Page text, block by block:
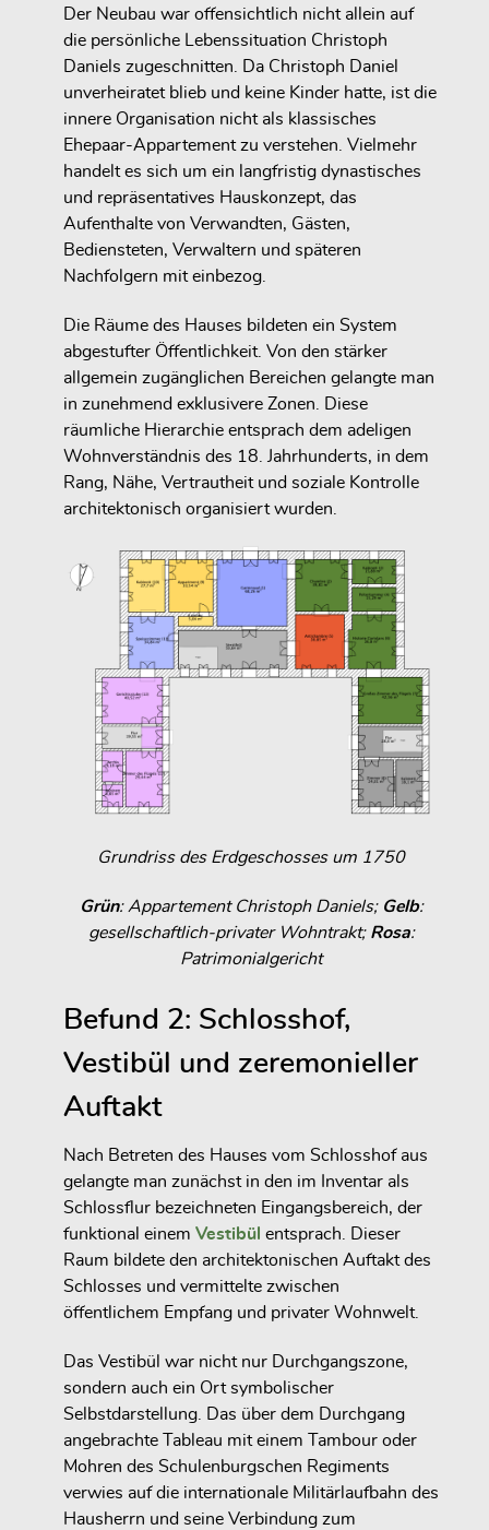
Der Neubau war offensichtlich nicht allein auf
die persönliche Lebenssituation Christoph
Daniels zugeschnitten. Da Christoph Daniel
unverheiratet blieb und keine Kinder hatte, ist die
innere Organisation nicht als klassisches
Ehepaar-Appartement zu verstehen. Vielmehr
handelt es sich um ein langfristig dynastisches
und repräsentatives Hauskonzept, das
Aufenthalte von Verwandten, Gästen,
Bediensteten, Verwaltern und späteren
Nachfolgern mit einbezog.
Die Räume des Hauses bildeten ein System
abgestufter Öffentlichkeit. Von den stärker
allgemein zugänglichen Bereichen gelangte man
in zunehmend exklusivere Zonen. Diese
räumliche Hierarchie entsprach dem adeligen
Wohnverständnis des 18. Jahrhunderts, in dem
Rang, Nähe, Vertrautheit und soziale Kontrolle
architektonisch organisiert wurden.
Grundriss des Erdgeschosses um 1750
Grün: Appartement Christoph Daniels; Gelb:
gesellschaftlich-privater Wohntrakt; Rosa:
Patrimonialgericht
Befund 2: Schlosshof,
Vestibül und zeremonieller
Auftakt
Nach Betreten des Hauses vom Schlosshof aus
gelangte man zunächst in den im Inventar als
Schlossflur bezeichneten Eingangsbereich, der
funktional einem Vestibül entsprach. Dieser
Raum bildete den architektonischen Auftakt des
Schlosses und vermittelte zwischen
öffentlichem Empfang und privater Wohnwelt.
Das Vestibül war nicht nur Durchgangszone,
sondern auch ein Ort symbolischer
Selbstdarstellung. Das über dem Durchgang
angebrachte Tableau mit einem Tambour oder
Mohren des Schulenburgschen Regiments
verwies auf die internationale Militärlaufbahn des
Hausherrn und seine Verbindung zum